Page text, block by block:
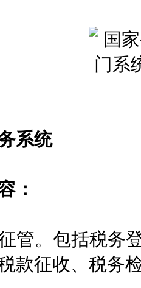
系统
：
。包括税务登
款征收、税务